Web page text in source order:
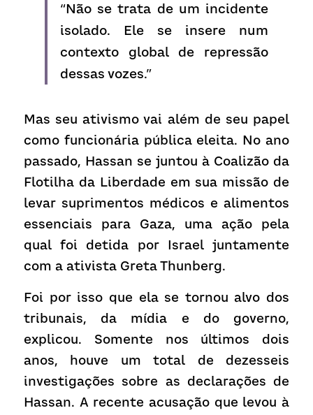
“Não se trata de um incidente
isolado. Ele se insere num
contexto global de repressão
dessas vozes.”
Mas seu ativismo vai além de seu papel
como funcionária pública eleita. No ano
passado, Hassan se juntou à Coalizão da
Flotilha da Liberdade em sua missão de
levar suprimentos médicos e alimentos
essenciais para Gaza, uma ação pela
qual foi detida por Israel juntamente
com a ativista Greta Thunberg.
Foi por isso que ela se tornou alvo dos
tribunais, da mídia e do governo,
explicou. Somente nos últimos dois
anos, houve um total de dezesseis
investigações sobre as declarações de
Hassan. A recente acusação que levou à